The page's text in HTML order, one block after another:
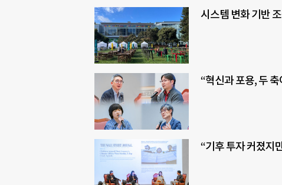
시스템 변화 기반
“혁신과 포용, 두
“기후 투자 커졌지